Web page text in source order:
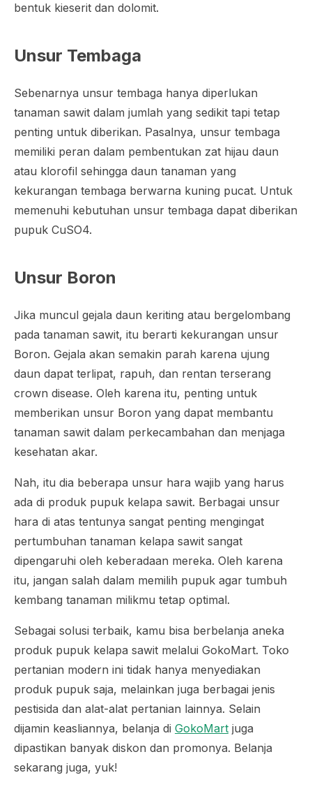
bentuk kieserit dan dolomit.
Unsur Tembaga
Sebenarnya unsur tembaga hanya diperlukan
tanaman sawit dalam jumlah yang sedikit tapi tetap
penting untuk diberikan. Pasalnya, unsur tembaga
memiliki peran dalam pembentukan zat hijau daun
atau klorofil sehingga daun tanaman yang
kekurangan tembaga berwarna kuning pucat. Untuk
memenuhi kebutuhan unsur tembaga dapat diberikan
pupuk CuSO4.
Unsur Boron
Jika muncul gejala daun keriting atau bergelombang
pada tanaman sawit, itu berarti kekurangan unsur
Boron. Gejala akan semakin parah karena ujung
daun dapat terlipat, rapuh, dan rentan terserang
crown disease. Oleh karena itu, penting untuk
memberikan unsur Boron yang dapat membantu
tanaman sawit dalam perkecambahan dan menjaga
kesehatan akar.
Nah, itu dia beberapa unsur hara wajib yang harus
ada di produk pupuk kelapa sawit. Berbagai unsur
hara di atas tentunya sangat penting mengingat
pertumbuhan tanaman kelapa sawit sangat
dipengaruhi oleh keberadaan mereka. Oleh karena
itu, jangan salah dalam memilih pupuk agar tumbuh
kembang tanaman milikmu tetap optimal.
Sebagai solusi terbaik, kamu bisa berbelanja aneka
produk pupuk kelapa sawit melalui GokoMart. Toko
pertanian modern ini tidak hanya menyediakan
produk pupuk saja, melainkan juga berbagai jenis
pestisida dan alat-alat pertanian lainnya. Selain
dijamin keasliannya, belanja di GokoMart juga
dipastikan banyak diskon dan promonya. Belanja
sekarang juga, yuk!